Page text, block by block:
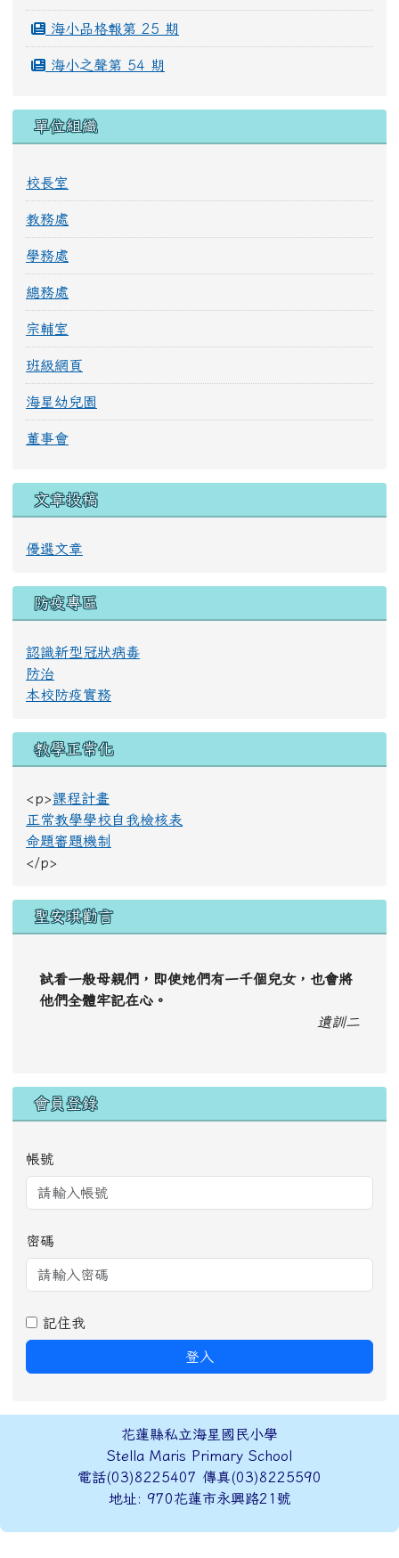
海小品格報第 25 期
海小之聲第 54 期
單位組織
校長室
教務處
學務處
總務處
宗輔室
班級網頁
海星幼兒園
董事會
文章投稿
優選文章
防疫專區
認識新型冠狀病毒
防治
本校防疫實務
教學正常化
<p>課程計畫
正常教學學校自我檢核表
命題審題機制
</p>
聖安琪勸言
試看一般母親們，即使她們有一千個兒女，也會將
他們全體牢記在心。
遺訓二
會員登錄
帳號
密碼
記住我
登入
頁尾區域內容花蓮縣私立海星國民小學
Stella Maris Primary School
電話(03)8225407 傳真(03)8225590
地址: 970花蓮市永興路21號